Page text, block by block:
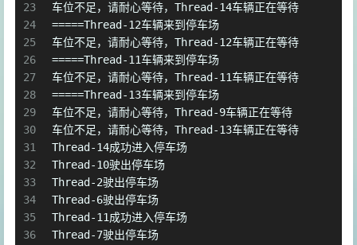
23
24
25
26
27
28
29
30
31
32
33
34
35
36
车位不足，请耐心等待，Thread-14车辆正在等待
=====Thread-12车辆来到停车场
车位不足，请耐心等待，Thread-12车辆正在等待
=====Thread-11车辆来到停车场
车位不足，请耐心等待，Thread-11车辆正在等待
=====Thread-13车辆来到停车场
车位不足，请耐心等待，Thread-9车辆正在等待
车位不足，请耐心等待，Thread-13车辆正在等待
Thread-14成功进入停车场
Thread-10驶出停车场
Thread-2驶出停车场
Thread-6驶出停车场
Thread-11成功进入停车场
Thread-7驶出停车场